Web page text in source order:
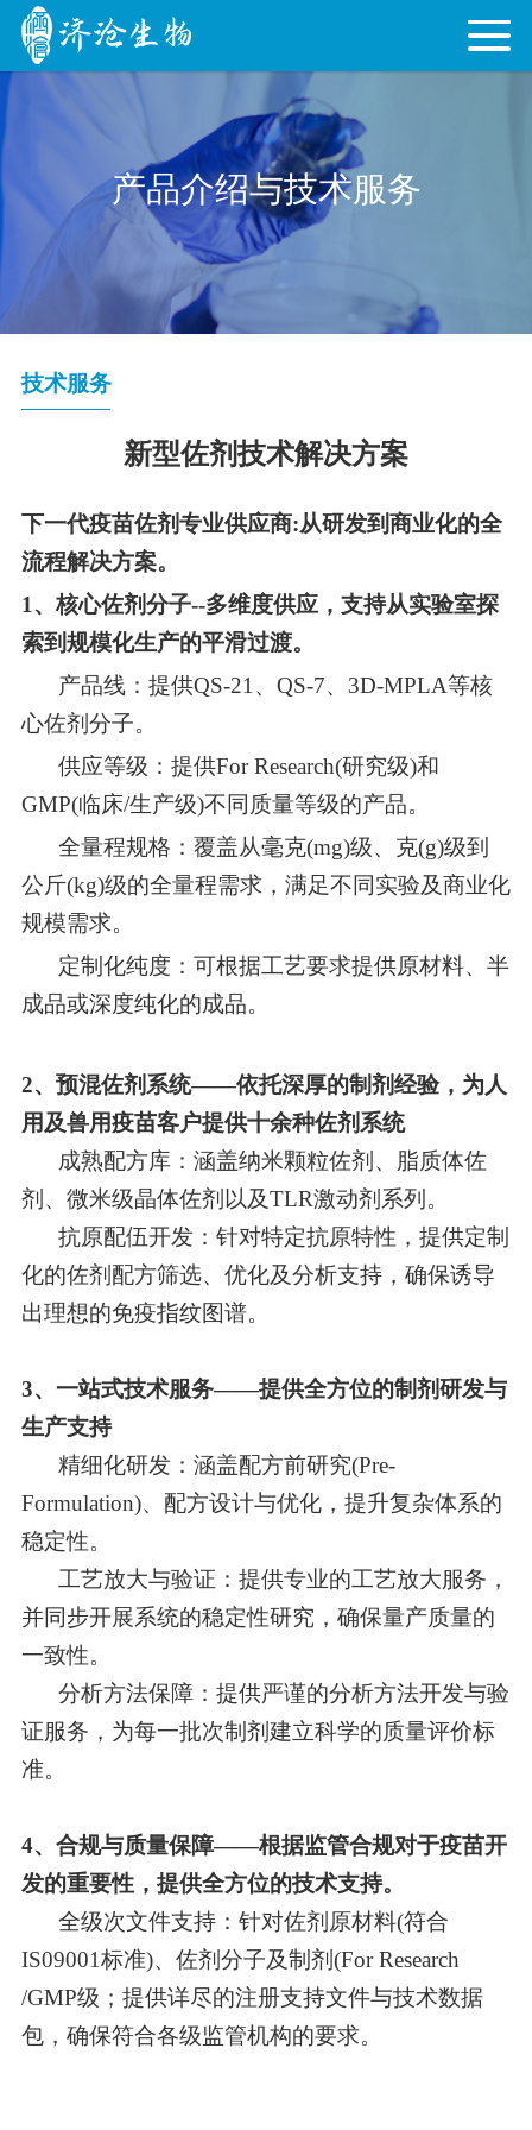
产品介绍与技术服务
技术服务
新型佐剂技术解决方案
下一代疫苗佐剂专业供应商:从研发到商业化的全
流程解决方案。
1 、核心佐剂分子--多维度供应，支持从实验室探
索到规模化生产的平滑过渡。
产品线： 提供QS-21 、 QS-7、 3D-MPLA等核
心佐剂分子。
供应等级 ： 提供For Research(研究级)和
GMP(临床/生产级)不同质量等级的产品。
全量程规格 ： 覆盖从毫克(mg)级、克(g)级到
公斤(kg)级的全量程需求，满足不同实验及商业化
规模需求。
定制化纯度 ： 可根据工艺要求提供原材料、半
成品或深度纯化的成品。
2、 预混佐剂系统——依托深厚的制剂经验，为人
用及兽用疫苗客户提供十余种佐剂系统
成熟配方库： 涵盖纳米颗粒佐剂、脂质体佐
剂、微米级晶体佐剂以及TLR激动剂系列。
抗原配伍开发： 针对特定抗原特性，提供定制
化的佐剂配方筛选、优化及分析支持，确保诱导
出理想的免疫指纹图谱。
3、 一站式技术服务——提供全方位的制剂研发与
生产支持
精细化研发：涵盖配方前研究(Pre-
Formulation)、配方设计与优化，提升复杂体系的
稳定性。
工艺放大与验证 ： 提供专业的工艺放大服务，
并同步开展系统的稳定性研究，确保量产质量的
一致性。
分析方法保障： 提供严谨的分析方法开发与验
证服务，为每一批次制剂建立科学的质量评价标
准。
4、 合规与质量保障——根据监管合规对于疫苗开
发的重要性，提供全方位的技术支持。
全级次文件支持： 针对佐剂原材料(符合
IS09001标准)、佐剂分子及制剂(For Research
/GMP级 ； 提供详尽的注册支持文件与技术数据
包，确保符合各级监管机构的要求。